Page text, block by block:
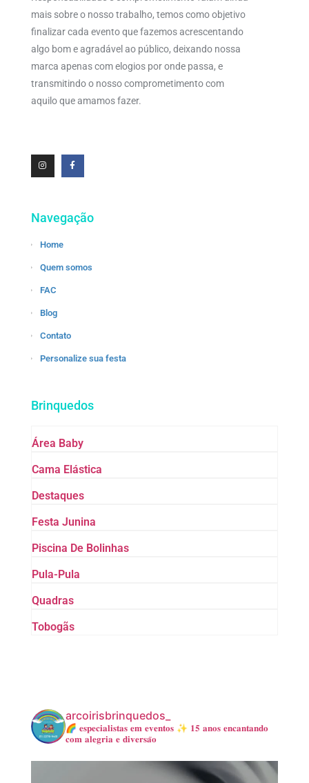
mais sobre o nosso trabalho, temos como objetivo
finalizar cada evento que fazemos acrescentando
algo bom e agradável ao público, deixando nossa
marca apenas com elogios por onde passa, e
transmitindo o nosso comprometimento com
aquilo que amamos fazer.
Navegação
Home
Quem somos
FAC
Blog
Contato
Personalize sua festa
Brinquedos
Área Baby
Cama Elástica
Destaques
Festa Junina
Piscina De Bolinhas
Pula-Pula
Quadras
Tobogãs
arcoirisbrinquedos_
🌈 𝐞𝐬𝐩𝐞𝐜𝐢𝐚𝐥𝐢𝐬𝐭𝐚𝐬 𝐞𝐦 𝐞𝐯𝐞𝐧𝐭𝐨𝐬 ✨ 𝟏𝟓 𝐚𝐧𝐨𝐬 𝐞𝐧𝐜𝐚𝐧𝐭𝐚𝐧𝐝𝐨
𝐜𝐨𝐦 𝐚𝐥𝐞𝐠𝐫𝐢𝐚 𝐞 𝐝𝐢𝐯𝐞𝐫𝐬𝐚̃𝐨